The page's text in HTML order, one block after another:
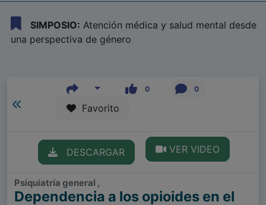
SIMPOSIO: Atención médica y salud mental desde
una perspectiva de género
0 0
Favorito
DESCARGAR VER VIDEO
Psiquiatría general ,
Dependencia a los opioides en el